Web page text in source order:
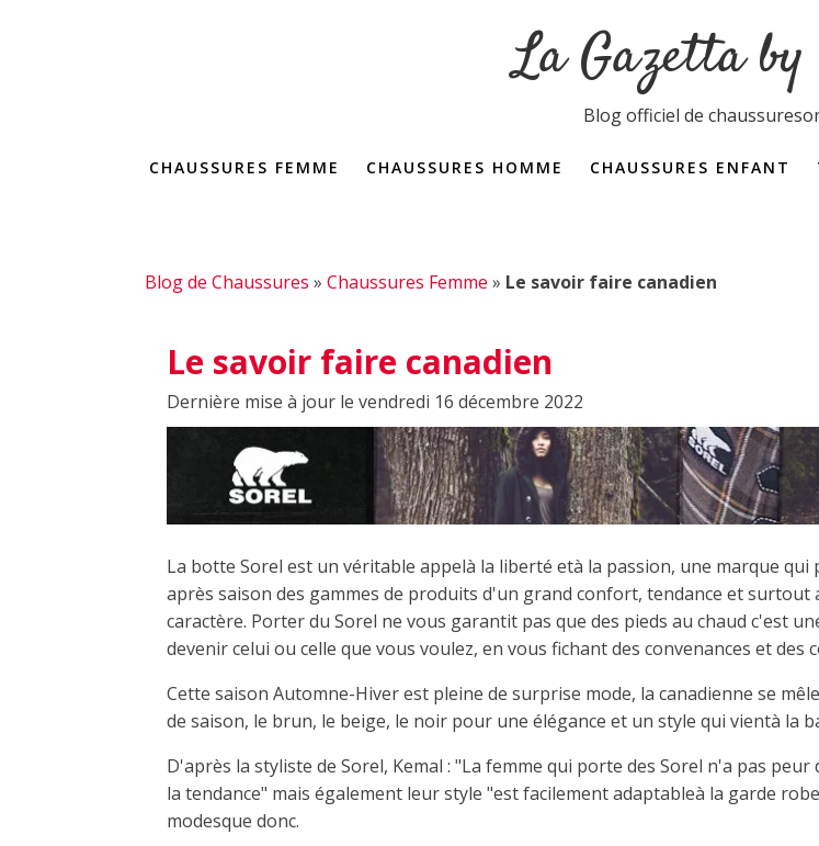
La Gazetta
Blog officiel de
CHAUSSURES FEMME CHAUSSURES HOMME CHAUSSURES ENFANT
Blog de Chaussures » Chaussures Femme » Le savoir faire canadien
Le savoir faire canadien
Dernière mise à jour le vendredi 16 décembre 2022
La botte Sorel est un véritable appelà la liberté età la passion, une marque qui
après saison des gammes de produits d'un grand confort, tendance et surtout
caractère. Porter du Sorel ne vous garantit pas que des pieds au chaud c'est
devenir celui ou celle que vous voulez, en vous fichant des convenances et des
Cette saison Automne-Hiver est pleine de surprise mode, la canadienne se
de saison, le brun, le beige, le noir pour une élégance et un style qui vientà la
D'après la styliste de Sorel, Kemal : "La femme qui porte des Sorel n'a pas peur
la tendance" mais également leur style "est facilement adaptableà la garde
modesque donc.